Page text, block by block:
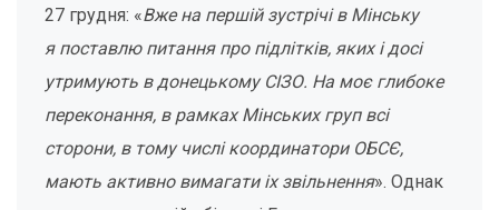
27 грудня: «Вже на першій зустрічі в Мінську
я поставлю питання про підлітків, яких і досі
утримують в донецькому СІЗО. На моє глибоке
переконання, в рамках Мінських груп всі
сторони, в тому числі координатори ОБСЄ,
мають активно вимагати іх звільнення». Однак